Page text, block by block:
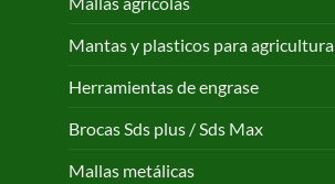
Mantas y plasticos para agricultura
Herramientas de engrase
Brocas Sds plus / Sds Max
Mallas metálicas